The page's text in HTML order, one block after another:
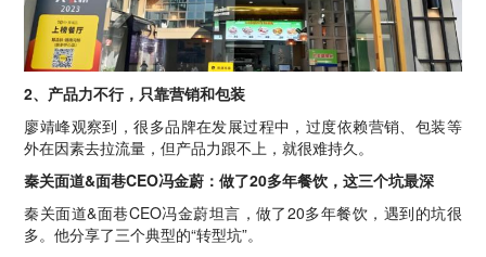
2、产品力不行，只靠营销和包装
廖靖峰观察到，很多品牌在发展过程中，过度依赖营销、包装等
外在因素去拉流量，但产品力跟不上，就很难持久。
秦关面道&面巷CEO冯金蔚：做了20多年餐饮，这三个坑最深
秦关面道&面巷CEO冯金蔚坦言，做了20多年餐饮，遇到的坑很
多。他分享了三个典型的“转型坑”。